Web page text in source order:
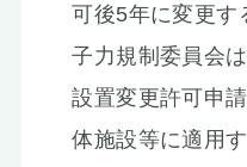
可後5年に変更す
子力規制委員会
設置変更許可申
体施設等に適用